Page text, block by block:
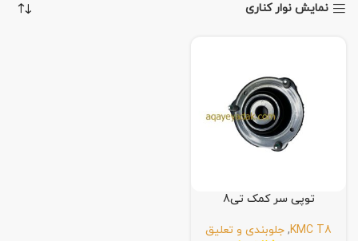
نمایش نوار کناری
توپی سر کمک تی8
KMC T8
, جلوبندی و تعلیق